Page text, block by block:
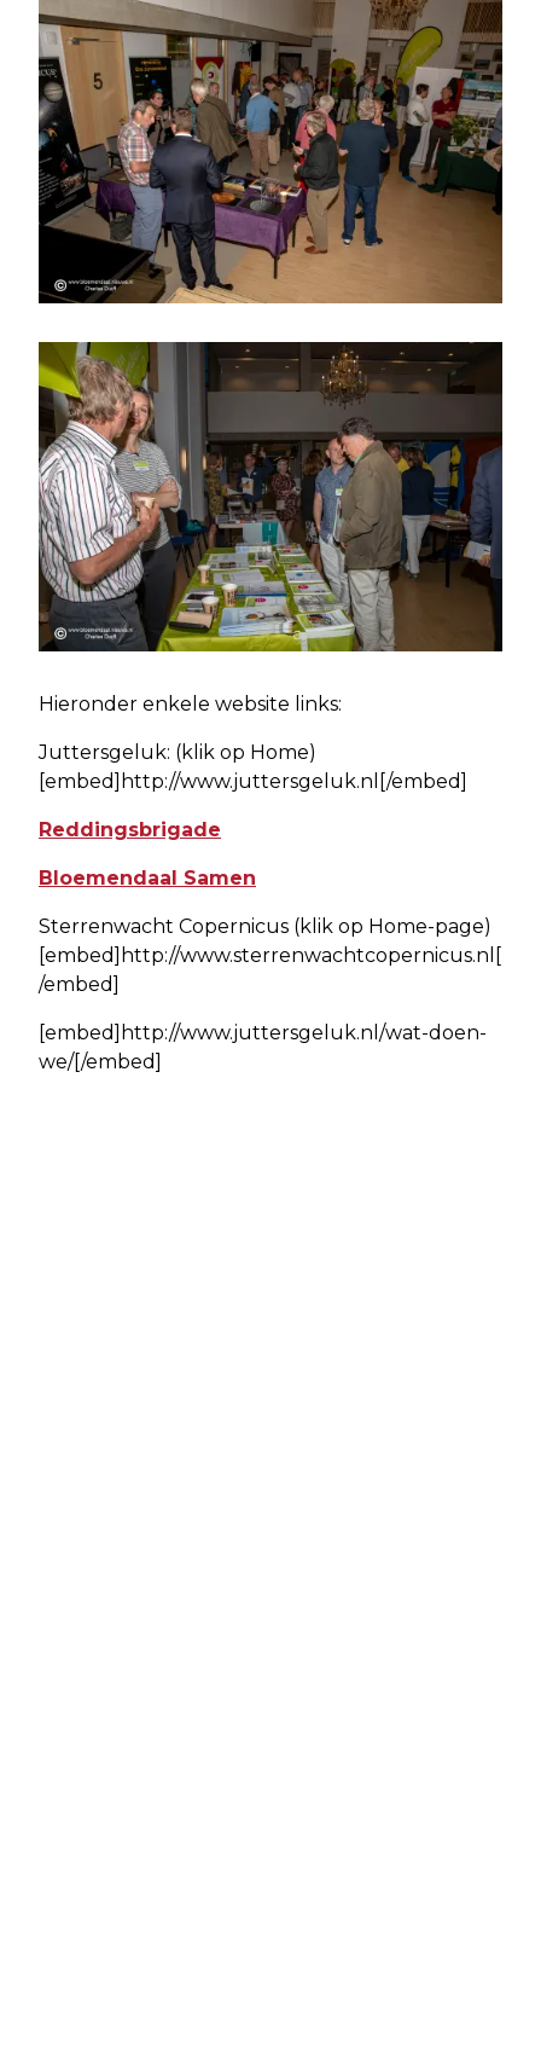
Hieronder enkele website links:
Juttersgeluk: (klik op Home)
[embed]http://www.juttersgeluk.nl[/embed]
Reddingsbrigade
Bloemendaal Samen
Sterrenwacht Copernicus (klik op Home-page)
[embed]http://www.sterrenwachtcopernicus.nl[
/embed]
[embed]http://www.juttersgeluk.nl/wat-doen-
we/[/embed]